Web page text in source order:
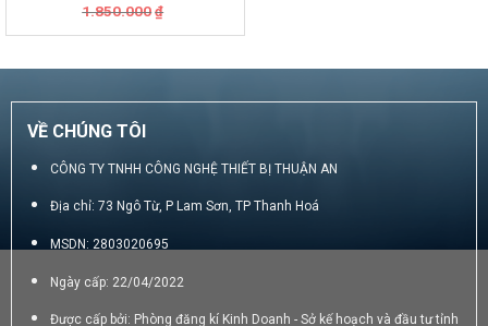
1.850.000 ₫
là:
tại
1.500.000₫.
VỀ CHÚNG TÔI
CÔNG TY TNHH CÔNG NGHỆ THIẾT BỊ THUẬN AN
Địa chỉ: 73 Ngô Từ, P Lam Sơn, TP Thanh Hoá
MSDN: 2803020695
Ngày cấp: 22/04/2022
Được cấp bởi: Phòng đăng kí Kinh Doanh - Sở kế hoạch và đầu tư tỉnh